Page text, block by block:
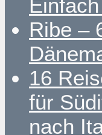
Ribe –
16
für
nach